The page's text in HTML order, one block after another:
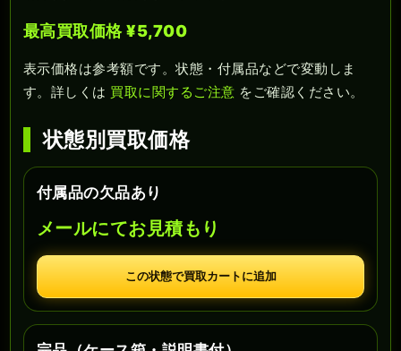
最高買取価格 ¥5,700
表示価格は参考額です。状態・付属品などで変動しま
す。詳しくは 買取に関するご注意 をご確認ください。
状態別買取価格
付属品の欠品あり
メールにてお見積もり
この状態で買取カートに追加